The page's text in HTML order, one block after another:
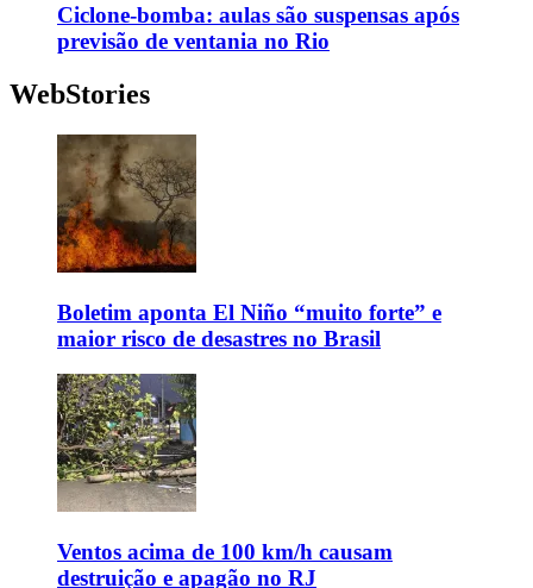
Ciclone-bomba: aulas são suspensas após
previsão de ventania no Rio
WebStories
Boletim aponta El Niño “muito forte” e
maior risco de desastres no Brasil
Ventos acima de 100 km/h causam
destruição e apagão no RJ